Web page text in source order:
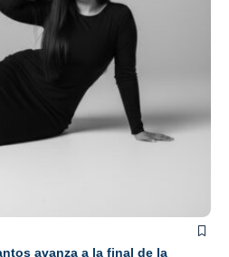
avanza a la final de la